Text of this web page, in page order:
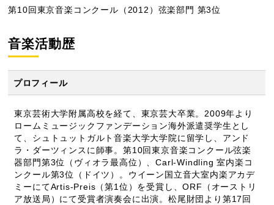
第10回東京音楽コンクール（2012）弦楽部門 第3位
音楽活動歴
プロフィール
東京芸術大学附属高校を経て、東京芸大卒業。2009年より
ロームミュージックファンデーション海外派遣奨学生とし
て、シュトュットガルト音楽大学大学院に留学し、アンド
ラ・ダーツィンスに師事。第10回東京音楽コンクール弦楽
器部門第3位（ヴィオラ最高位）、Carl-Windling 室内楽コ
ンクール第3位（ドイツ）。ウイーン国立音大室内楽アカデ
ミーにてArtis-Preis（第1位）を受賞し、ORF（オーストリ
ア放送局）にて受賞者演奏会に出演。松尾財団より第17回